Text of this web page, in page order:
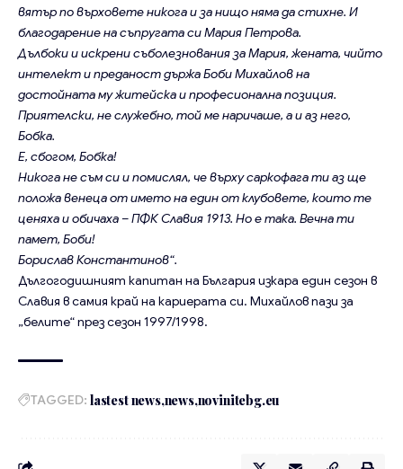
вятър по върховете никога и за нищо няма да стихне. И
благодарение на съпругата си Мария Петрова.
Дълбоки и искрени съболезнования за Мария, жената, чийто
интелект и преданост държа Боби Михайлов на
достойната му житейска и професионална позиция.
Приятелски, не служебно, той ме наричаше, а и аз него,
Бобка.
Е, сбогом, Бобка!
Никога не съм си и помислял, че върху саркофага ти аз ще
положа венеца от името на един от клубовете, които те
ценяха и обичаха – ПФК Славия 1913. Но е така. Вечна ти
памет, Боби!
Борислав Константинов“.
Дългогодишният капитан на България изкара един сезон в
Славия в самия край на кариерата си. Михайлов пази за
„белите“ през сезон 1997/1998.
TAGGED: lastest news news novinitebg.eu